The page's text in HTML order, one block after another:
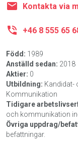
Kontakta via
+46 8 555 65
Född: 1989
Anställd sedan: 2018
Aktier: 0
Utbildning: Kandidat-
Kommunikation
Tidigare
och kommunikation
Övriga uppdrag/
befattningar.